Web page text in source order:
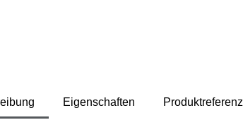
Eigenschaften Produktreferenz